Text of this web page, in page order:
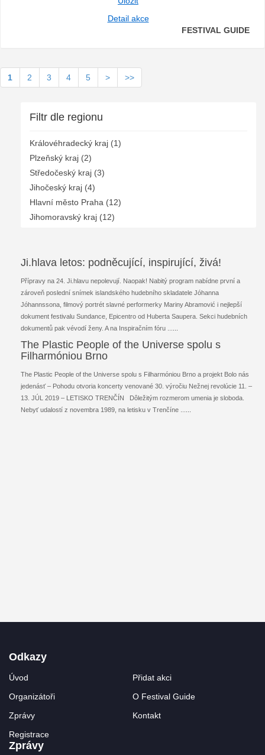
Detail akce
FESTIVAL GUIDE
1 2 3 4 5 > >>
Filtr dle regionu
Královéhradecký kraj (1)
Plzeňský kraj (2)
Středočeský kraj (3)
Jihočeský kraj (4)
Hlavní město Praha (12)
Jihomoravský kraj (12)
Ji.hlava letos: podněcující, inspirující, živá!
Přípravy na 24. Ji.hlavu nepolevují. Naopak! Nabitý program nabídne první a
zároveň poslední snímek islandského hudebního skladatele Jóhanna
Jóhannssona, filmový portrét slavné performerky Mariny Abramović i nejlepší
dokument festivalu Sundance, Epicentro od Huberta Saupera. Sekci hudebních
dokumentů pak vévodí ženy. A na Inspiračním fóru ...
The Plastic People of the Universe spolu s
Filharmóniou Brno
The Plastic People of the Universe spolu s Filharmóniou Brno a projekt Bolo nás
jedenásť – Pohodu otvoria koncerty venované 30. výročiu Nežnej revolúcie 11. –
13. JÚL 2019 – LETISKO TRENČÍN Dôležitým rozmerom umenia je sloboda.
Nebyť udalostí z novembra 1989, na letisku v Trenčíne ...
Odkazy
Úvod
Přidat akci
Organizátoři
O Festival Guide
Zprávy
Kontakt
Registrace
Zprávy